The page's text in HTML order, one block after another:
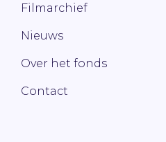
Filmarchief
Nieuws
Over het fonds
Contact